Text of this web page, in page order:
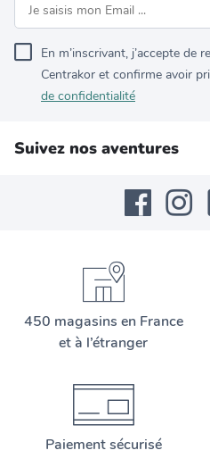
En m’inscrivant, j’accepte de
Centrakor et confirme avoir
de confidentialité
Suivez nos aventures
450 magasins en France
et à l’étranger
Paiement sécurisé